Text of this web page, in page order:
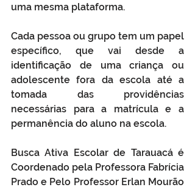
uma mesma plataforma.
Cada pessoa ou grupo tem um papel
específico, que vai desde a
identificação de uma criança ou
adolescente fora da escola até a
tomada das providências
necessárias para a matrícula e a
permanência do aluno na escola.
Busca Ativa Escolar de Tarauacá é
Coordenado pela Professora Fabrícia
Prado e Pelo Professor Erlan Mourão